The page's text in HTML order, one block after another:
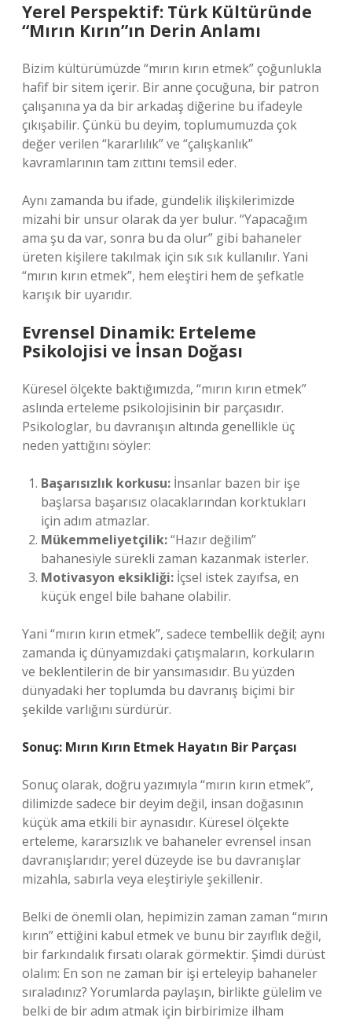
Yerel Perspektif: Türk Kültüründe
“Mırın Kırın”ın Derin Anlamı
Bizim kültürümüzde “mırın kırın etmek” çoğunlukla
hafif bir sitem içerir. Bir anne çocuğuna, bir patron
çalışanına ya da bir arkadaş diğerine bu ifadeyle
çıkışabilir. Çünkü bu deyim, toplumumuzda çok
değer verilen “kararlılık” ve “çalışkanlık”
kavramlarının tam zıttını temsil eder.
Aynı zamanda bu ifade, gündelik ilişkilerimizde
mizahi bir unsur olarak da yer bulur. “Yapacağım
ama şu da var, sonra bu da olur” gibi bahaneler
üreten kişilere takılmak için sık sık kullanılır. Yani
“mırın kırın etmek”, hem eleştiri hem de şefkatle
karışık bir uyarıdır.
Evrensel Dinamik: Erteleme
Psikolojisi ve İnsan Doğası
Küresel ölçekte baktığımızda, “mırın kırın etmek”
aslında erteleme psikolojisinin bir parçasıdır.
Psikologlar, bu davranışın altında genellikle üç
neden yattığını söyler:
Başarısızlık korkusu: İnsanlar bazen bir işe
başlarsa başarısız olacaklarından korktukları
için adım atmazlar.
Mükemmeliyetçilik:“Hazır değilim”
bahanesiyle sürekli zaman kazanmak isterler.
Motivasyon eksikliği: İçsel istek zayıfsa, en
küçük engel bile bahane olabilir.
Yani “mırın kırın etmek”, sadece tembellik değil; aynı
zamanda iç dünyamızdaki çatışmaların, korkuların
ve beklentilerin de bir yansımasıdır. Bu yüzden
dünyadaki her toplumda bu davranış biçimi bir
şekilde varlığını sürdürür.
Sonuç: Mırın Kırın Etmek Hayatın Bir Parçası
Sonuç olarak, doğru yazımıyla “mırın kırın etmek”,
dilimizde sadece bir deyim değil, insan doğasının
küçük ama etkili bir aynasıdır. Küresel ölçekte
erteleme, kararsızlık ve bahaneler evrensel insan
davranışlarıdır; yerel düzeyde ise bu davranışlar
mizahla, sabırla veya eleştiriyle şekillenir.
Belki de önemli olan, hepimizin zaman zaman “mırın
kırın” ettiğini kabul etmek ve bunu bir zayıflık değil,
bir farkındalık fırsatı olarak görmektir. Şimdi dürüst
olalım: En son ne zaman bir işi erteleyip bahaneler
sıraladınız? Yorumlarda paylaşın, birlikte gülelim ve
belki de bir adım atmak için birbirimize ilham